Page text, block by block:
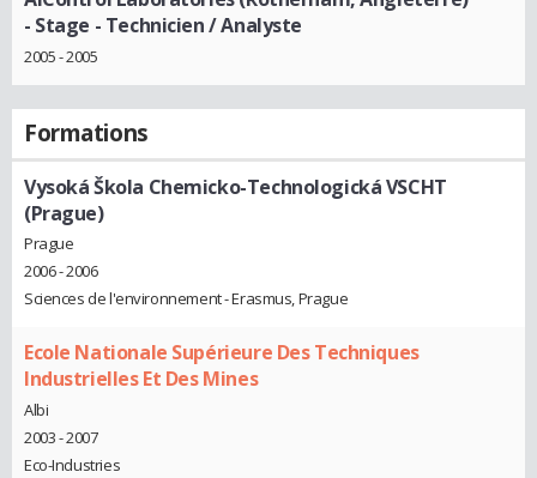
- Stage - Technicien / Analyste
2005 - 2005
Formations
Vysoká Škola Chemicko-Technologická VSCHT
(Prague)
Prague
2006 - 2006
Sciences de l'environnement - Erasmus, Prague
Ecole Nationale Supérieure Des Techniques
Industrielles Et Des Mines
Albi
2003 - 2007
Eco-Industries